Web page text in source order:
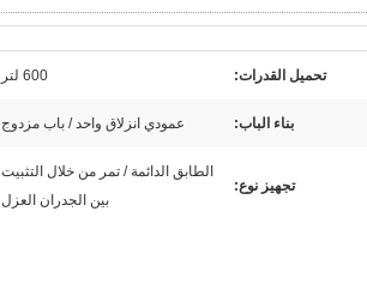
تحميل القدرات: 600 لتر
بناء الباب: عمودي انزلاق واحد / باب مزدوج
تجهيز نوع:
الطابق الدائمة / تمر من خلال التثبيت
بين الجدران العزل